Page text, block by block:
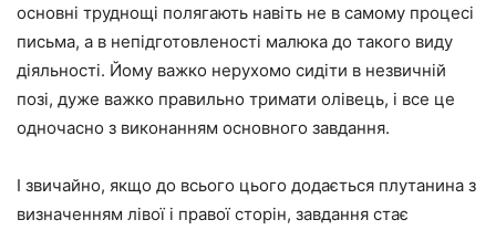
основні труднощі полягають навіть не в самому процесі
письма, а в непідготовленості малюка до такого виду
діяльності. Йому важко нерухомо сидіти в незвичній
позі, дуже важко правильно тримати олівець, і все це
одночасно з виконанням основного завдання.
І звичайно, якщо до всього цього додається плутанина з
визначенням лівої і правої сторін, завдання стає